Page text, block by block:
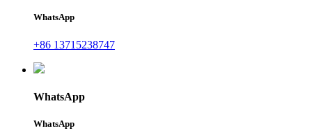
WhatsApp
+86 13715238747
WhatsApp
WhatsApp